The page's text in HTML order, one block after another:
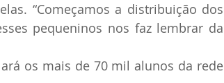
“Começamos a distribuição dos
pequeninos nos faz lembrar da
os mais de 70 mil alunos da rede